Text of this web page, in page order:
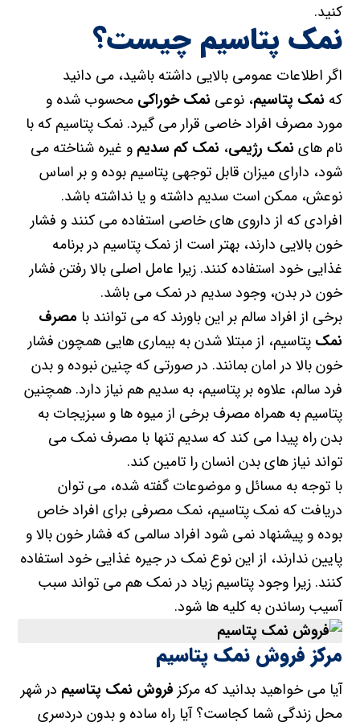
کنید.
نمک پتاسیم چیست؟
اگر اطلاعات عمومی بالایی داشته باشید، می دانید
که نمک پتاسیم، نوعی نمک خوراکی محسوب شده و
مورد مصرف افراد خاصی قرار می گیرد. نمک پتاسیم که با
نام های نمک رژیمی، نمک کم سدیم و غیره شناخته می
شود، دارای میزان قابل توجهی پتاسیم بوده و بر اساس
نوعش، ممکن است سدیم داشته و یا نداشته باشد.
افرادی که از داروی های خاصی استفاده می کنند و فشار
خون بالایی دارند، بهتر است از نمک پتاسیم در برنامه
غذایی خود استفاده کنند. زیرا عامل اصلی بالا رفتن فشار
خون در بدن، وجود سدیم در نمک می باشد.
برخی از افراد سالم بر این باورند که می توانند با مصرف
نمک پتاسیم، از مبتلا شدن به بیماری هایی همچون فشار
خون بالا در امان بمانند. در صورتی که چنین نبوده و بدن
فرد سالم، علاوه بر پتاسیم، به سدیم هم نیاز دارد. همچنین
پتاسیم به همراه مصرف برخی از میوه ها و سبزیجات به
بدن راه پیدا می کند که سدیم تنها با مصرف نمک می
تواند نیاز های بدن انسان را تامین کند.
با توجه به مسائل و موضوعات گفته شده، می توان
دریافت که نمک پتاسیم، نمک مصرفی برای افراد خاص
بوده و پیشنهاد نمی شود افراد سالمی که فشار خون بالا و
پایین ندارند، از این نوع نمک در جیره غذایی خود استفاده
کنند. زیرا وجود پتاسیم زیاد در نمک هم می تواند سبب
آسیب رساندن به کلیه ها شود.
مرکز فروش نمک پتاسیم
آیا می خواهید بدانید که مرکز فروش نمک پتاسیم در شهر
محل زندگی شما کجاست؟ آیا راه ساده و بدون دردسری